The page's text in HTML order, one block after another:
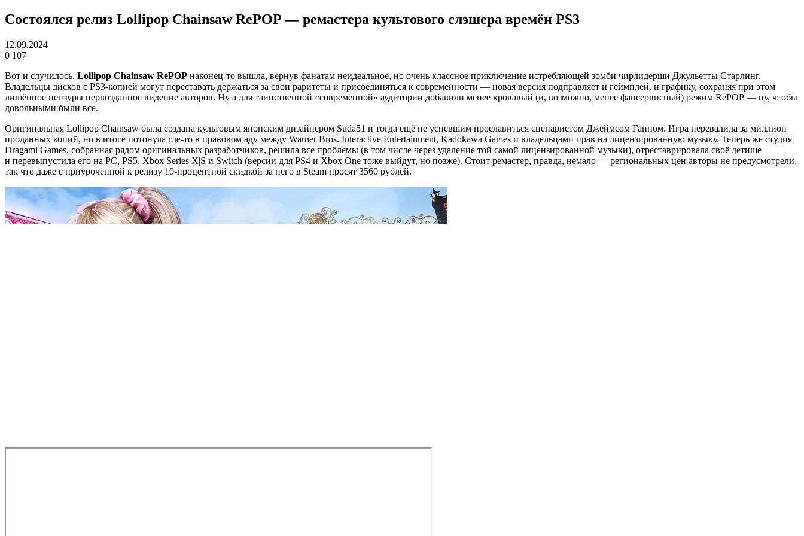
Состоялся релиз Lollipop Chainsaw RePOP — ремастера культового слэшера времён PS3
12.09.2024
0 107
Вот и случилось. Lollipop Chainsaw RePOP наконец-то вышла, вернув фанатам неидеальное, но очень классное приключение истребляющей зомби чирлидерши Джульетты Старлинг.
Владельцы дисков с PS3-копией могут переставать держаться за свои раритеты и присоединяться к современности — новая версия подправляет и геймплей, и графику, сохраняя при этом
лишённое цензуры первозданное видение авторов. Ну а для таинственной «современной» аудитории добавили менее кровавый (и, возможно, менее фансервисный) режим RePOP — ну, чтобы
довольными были все.
Оригинальная Lollipop Chainsaw была создана культовым японским дизайнером Suda51 и тогда ещё не успевшим прославиться сценаристом Джеймсом Ганном. Игра перевалила за миллион
проданных копий, но в итоге потонула где-то в правовом аду между Warner Bros. Interactive Entertainment, Kadokawa Games и владельцами прав на лицензированную музыку. Теперь же студия
Dragami Games, собранная рядом оригинальных разработчиков, решила все проблемы (в том числе через удаление той самой лицензированной музыки), отреставрировала своё детище
и перевыпустила его на PC, PS5, Xbox Series X|S и Switch (версии для PS4 и Xbox One тоже выйдут, но позже). Стоит ремастер, правда, немало — региональных цен авторы не предусмотрели,
так что даже с приуроченной к релизу 10-процентной скидкой за него в Steam просят 3560 рублей.